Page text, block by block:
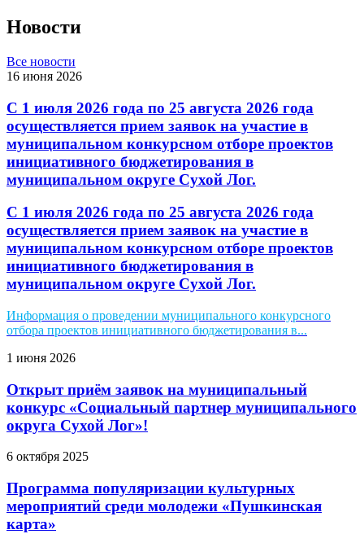
Новости
Все новости
16 июня 2026
С 1 июля 2026 года по 25 августа 2026 года
осуществляется прием заявок на участие в
муниципальном конкурсном отборе проектов
инициативного бюджетирования в
муниципальном округе Сухой Лог.
С 1 июля 2026 года по 25 августа 2026 года
осуществляется прием заявок на участие в
муниципальном конкурсном отборе проектов
инициативного бюджетирования в
муниципальном округе Сухой Лог.
Информация о проведении муниципального конкурсного
отбора проектов инициативного бюджетирования в...
1 июня 2026
Открыт приём заявок на муниципальный
конкурс «Социальный партнер муниципального
округа Сухой Лог»!
6 октября 2025
Программа популяризации культурных
мероприятий среди молодежи «Пушкинская
карта»